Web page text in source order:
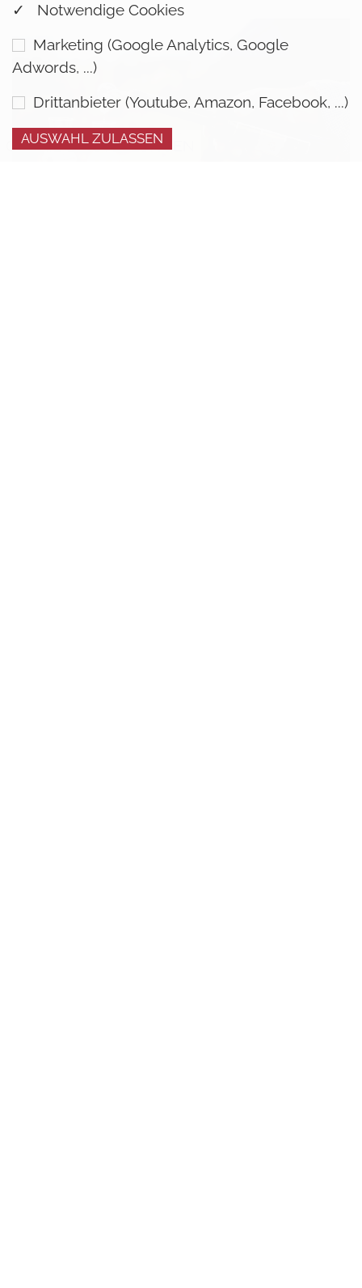
✓ Notwendige Cookies
Marketing (Google Analytics, Google
Adwords, ...)
Drittanbieter (Youtube, Amazon, Facebook, ...)
COOKIE EINSTELLUNGEN